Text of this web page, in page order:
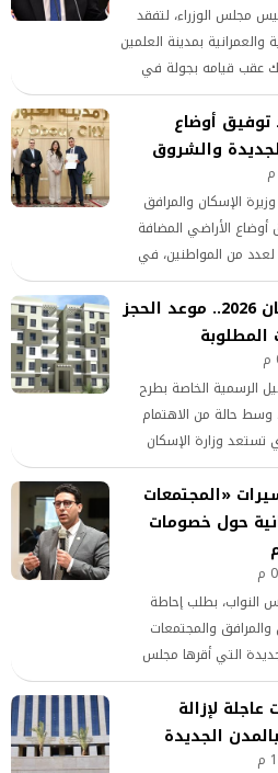
مجلس الوزراء، لتفقد
بمدينة العلمين
عقب قيامه بجولة في
بمحافظات:
توفيق أوضاع
والشروق
الإسكان والمرافق
أوضاع الأراضي المضافة
لعدد من المواطنين، في
أوضاع الأراضي
وتوفير الاستقرار
شقق بنك التعمير والإسكان 2026.. موعد الحجز
الرسمية الخاصة بطرح
بنك التعمير والإسكان 2026، وسط حالة من الاهتمام
تستعد وزارة الإسكان
«المجتمعات
حول خصومات
النواب، بطلب إحاطة
والمجتمعات
التي أقرها مجلس
مؤكدًا أن دعم
هدفًا مهمًا، إلا أن
لإزالة
الجديدة